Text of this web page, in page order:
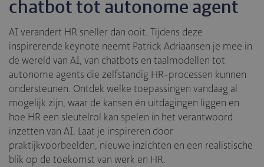
chatbot tot autonome agent
AI verandert HR sneller dan ooit. Tijdens deze
inspirerende keynote neemt Patrick Adriaansen je mee in
de wereld van AI, van chatbots en taalmodellen tot
autonome agents die zelfstandig HR-processen kunnen
ondersteunen. Ontdek welke toepassingen vandaag al
mogelijk zijn, waar de kansen én uitdagingen liggen en
hoe HR een sleutelrol kan spelen in het verantwoord
inzetten van AI. Laat je inspireren door
praktijkvoorbeelden, nieuwe inzichten en een realistische
blik op de toekomst van werk en HR.